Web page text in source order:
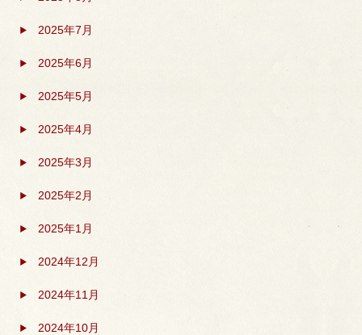
2025年7月
2025年6月
2025年5月
2025年4月
2025年3月
2025年2月
2025年1月
2024年12月
2024年11月
2024年10月